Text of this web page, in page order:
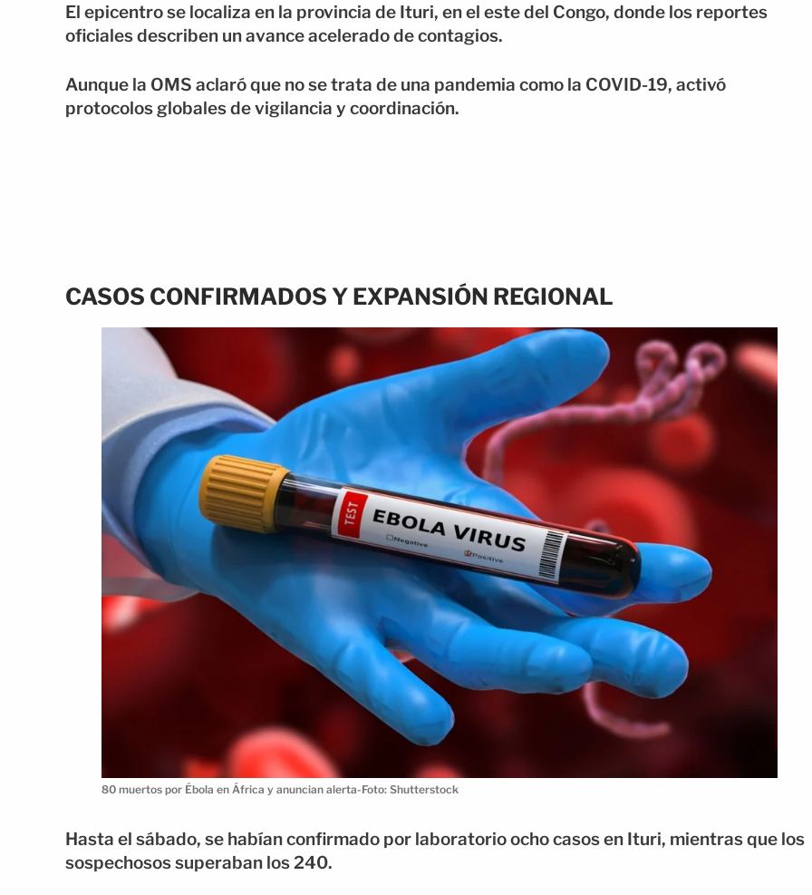
El epicentro se localiza en la provincia de Ituri, en el este del Congo, donde los reportes
oficiales describen un avance acelerado de contagios.
Aunque la OMS aclaró que no se trata de una pandemia como la COVID-19, activó
protocolos globales de vigilancia y coordinación.
CASOS CONFIRMADOS Y EXPANSIÓN REGIONAL
80 muertos por Ébola en África y anuncian alerta-Foto: Shutterstock
Hasta el sábado, se habían confirmado por laboratorio ocho casos en Ituri, mientras que los
sospechosos superaban los 240.